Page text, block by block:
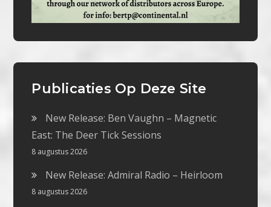
Publicaties Op Deze Site
New Release: Ben Vaughn – Magnetic
East: The Deer Tick Sessions
8 augustus 2026
New Release: Admiral Radio – Heirloom
8 augustus 2026